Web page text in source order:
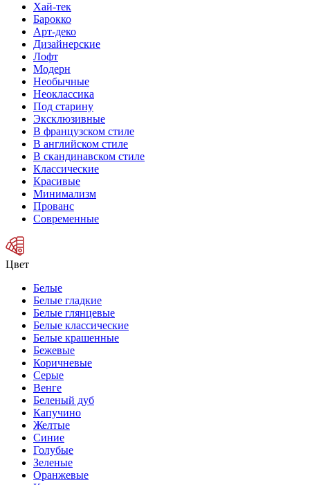
Хай-тек
Барокко
Арт-деко
Дизайнерские
Лофт
Модерн
Необычные
Неоклассика
Под старину
Эксклюзивные
В французском стиле
В английском стиле
В скандинавском стиле
Классические
Красивые
Минимализм
Прованс
Современные
Цвет
Белые
Белые гладкие
Белые глянцевые
Белые классические
Белые крашенные
Бежевые
Коричневые
Серые
Венге
Беленый дуб
Капучино
Желтые
Синие
Голубые
Зеленые
Оранжевые